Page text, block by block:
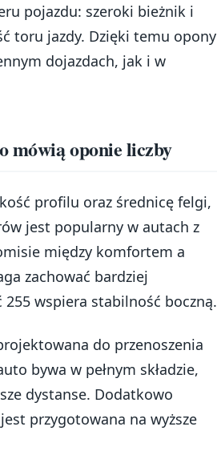
pojazdu: szeroki bieżnik i
toru jazdy. Dzięki temu opony
dojazdach, jak i w
mówią oponie liczby
profilu oraz średnicę felgi,
jest popularny w autach z
między komfortem a
zachować bardziej
255 wspiera stabilność boczną.
do przenoszenia
bywa w pełnym składzie,
dystanse. Dodatkowo
przygotowana na wyższe